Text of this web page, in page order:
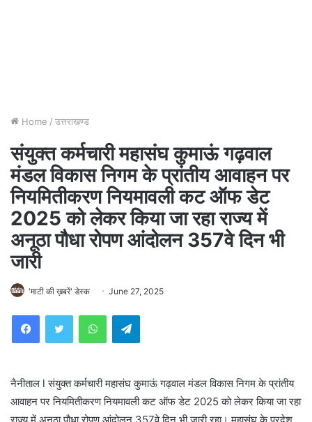
Home / उत्तराखण्ड
संयुक्त कर्मचारी महासंघ कुमाऊं गढ़वाल
मंडल विकास निगम के प्रांतीय आवाहन पर
नियमितीकरण नियमावली कट ऑफ डेट
2025 को लेकर किया जा रहा राज्य में
अनूठा पौधा रोपण आंदोलन 357वे दिन भी
जारी
'माटी की ख़बरें' डेस्क June 27, 2025
WhatsAppTelegram
नैनीताल l संयुक्त कर्मचारी महासंघ कुमाऊं गढ़वाल मंडल विकास निगम के प्रांतीय
आवाहन पर नियमितीकरण नियमावली कट ऑफ डेट 2025 को लेकर किया जा रहा